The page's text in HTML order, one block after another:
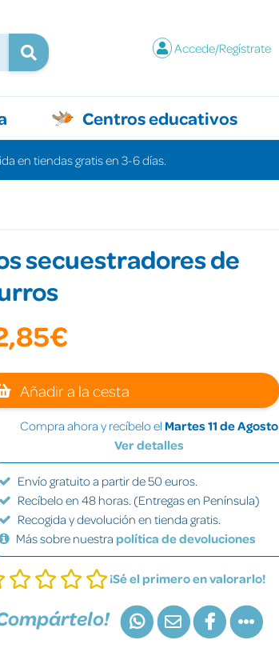
Accede/Regístrate
Centros educativos
en tiendas gratis en 3-6 días.
secuestradores de
Añadir a la cesta
Compra ahora y recíbelo el Martes 11 de Agosto
Ver detalles
Envío gratuito a partir de 50 euros.
Recíbelo en 48 horas. (Entregas en Península)
Recogida y devolución en tienda gratis.
Más sobre nuestra política de devoluciones
¡Sé el primero en valorarlo!